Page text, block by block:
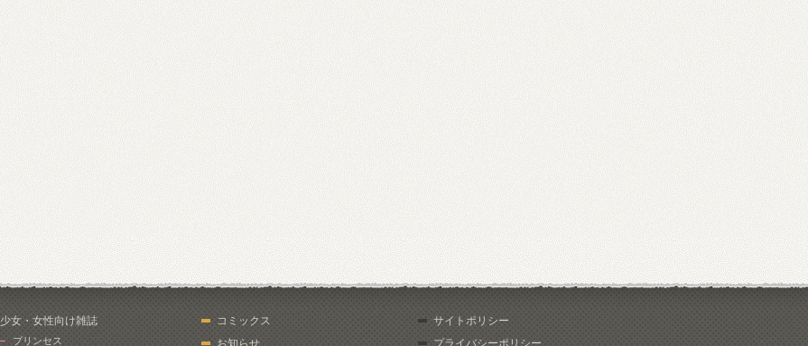
少女・女性向け雑誌
プリンセス
コミックス
お知らせ
サイトポリシー
プライバシーポリシー